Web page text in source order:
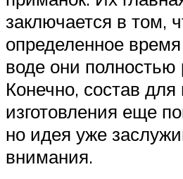
заключается в том,
определенное
воде они полностью
Конечно, состав для
изготовления еще
но идея уже
внимания.